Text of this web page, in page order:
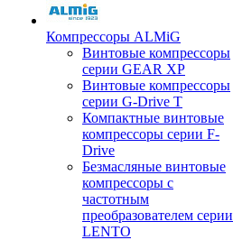
Компрессоры ALMiG
Винтовые компрессоры
серии GEAR XP
Винтовые компрессоры
серии G-Drive T
Компактные винтовые
компрессоры серии F-
Drive
Безмасляные винтовые
компрессоры с
частотным
преобразователем серии
LENTO